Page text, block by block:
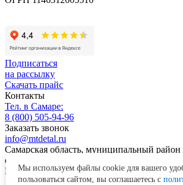
Подписаться
на рассылку
Скачать прайс
Контакты
Тел. в Самаре:
8 (800) 505-94-96
Заказать звонок
info@mtdetal.ru
Самарская область, муниципальный
сельское поселение Лопатино, территория
Nº 3Мы используем файлы cookie для вашего
пользоваться сайтом, вы соглашаетесь с